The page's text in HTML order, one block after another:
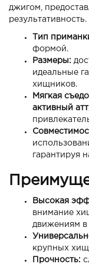
джигом,
результативность.
Тип
формой.
Размеры:
идеальные
хищников.
Мягкая
активный
гарантируя
Высокая
внимание
движениям в
крупных
Прочность: